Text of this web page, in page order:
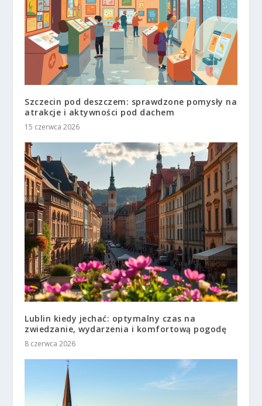
Szczecin pod deszczem: sprawdzone pomysły na
atrakcje i aktywności pod dachem
15 czerwca 2026
Lublin kiedy jechać: optymalny czas na
zwiedzanie, wydarzenia i komfortową pogodę
8 czerwca 2026